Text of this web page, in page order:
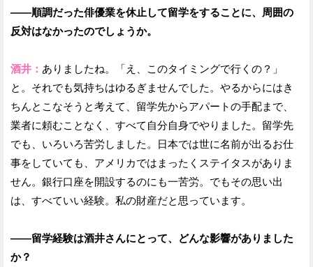
——順調だった俳優業を休止して留学をすることに、周囲の
反対はなかったのでしょうか。
酒井： ありましたね。「え、このタイミングで行くの？」
と。それでも気持ちはゆるぎませんでした。やるからにはき
ちんとこなそうと考えて、留学先からアパートの手配まで、
業者に頼むことなく、すべて自分自身でやりました。留学先
でも、いろいろ苦労しました。日本では世に名前が出るお仕
事をしていても、アメリカではまったくステイタスがありま
せん。銀行口座を開設するのにも一苦労。でもその思い出
は、すべていい経験。私の財産だと思っています。
——留学経験は酒井さんにとって、どんな影響がありました
か？